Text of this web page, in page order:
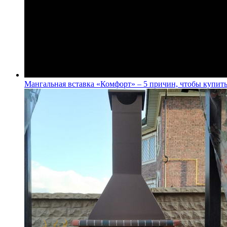
Мангальная вставка «Комфорт» – 5 причин, чтобы купить